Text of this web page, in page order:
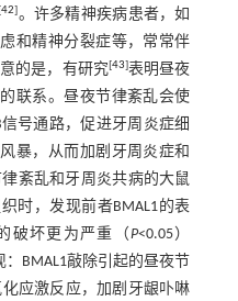
[42]。许多精神疾病患者，如
和精神分裂症等，常常伴
的是，有研究[43]表明昼夜
联系。昼夜节律紊乱会使
信号通路，促进牙周炎症细
暴，从而加剧牙周炎症和
紊乱和牙周炎共病的大鼠
时，发现前者BMAL1的表
破坏更为严重（P<0.05）
：BMAL1敲除引起的昼夜节
应激反应，加剧牙龈卟啉